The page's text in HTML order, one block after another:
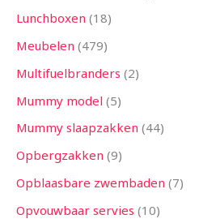
Lunchboxen 18
Meubelen 479
Multifuelbranders 2
Mummy model 5
Mummy slaapzakken 44
Opbergzakken 9
Opblaasbare zwembaden 7
Opvouwbaar servies 10